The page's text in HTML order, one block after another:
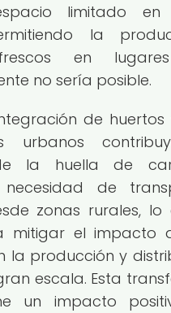
limitado en
la
en
no sería posible.
de huertos
urbanos
la huella de
necesidad de
zonas rurales,
mitigar el impacto
la producción y
escala. Esta
un impacto